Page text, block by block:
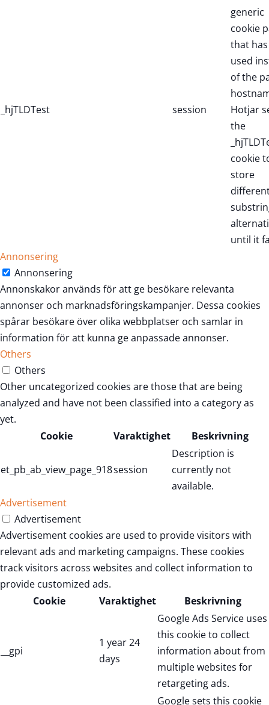
_hjTLDTest session
generic
cookie
that
used
of the
Hotjar
the
cookie
store
until it
Annonsering
Annonsering
Annonskakor används för att ge besökare relevanta
annonser och marknadsföringskampanjer. Dessa cookies
spårar besökare över olika webbplatser och samlar in
information för att kunna ge anpassade annonser.
Others
Others
Other uncategorized cookies are those that are being
analyzed and have not been classified into a category as
yet.
Cookie
Varaktighet Beskrivning
et_pb_ab_view_page_918session
Description is
currently not
available.
Advertisement
Advertisement
Advertisement cookies are used to provide visitors with
relevant ads and marketing campaigns. These cookies
track visitors across websites and collect information to
provide customized ads.
Cookie
Varaktighet Beskrivning
__gpi
1 year 24
days
Google Ads Service uses
this cookie to collect
information about from
multiple websites for
retargeting ads.
Google sets this cookie